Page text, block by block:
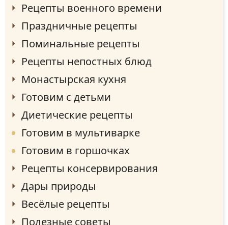
Рецепты военного времени
Праздничные рецепты
Поминальные рецепты
Рецепты непостных блюд
Монастырская кухня
Готовим с детьми
Диетические рецепты
Готовим в мультиварке
Готовим в горшочках
Рецепты консервирования
Дары природы
Весёлые рецепты
Полезные советы